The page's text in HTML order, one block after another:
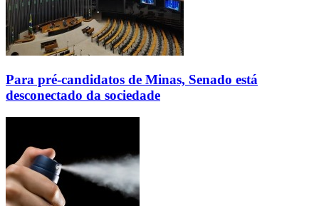
Para pré-candidatos de Minas, Senado está
desconectado da sociedade